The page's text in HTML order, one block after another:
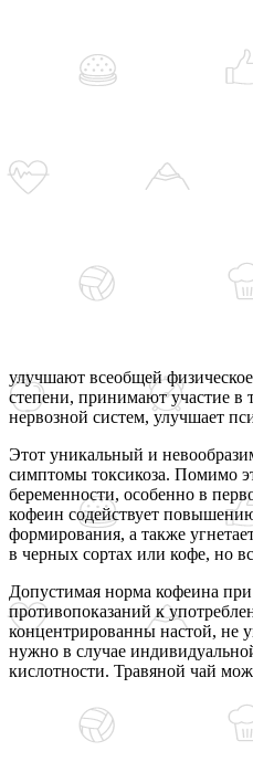
улучшают всеобщей
степени, принимают участие в
нервозной систем, улучшает
Этот уникальный и
симптомы токсикоза. Помимо
беременности, особенно в
кофеин содействует
формирования, а также
в черных сортах или кофе, но
Допустимая норма кофеина при
противопоказаний к
концентрированны настой, не
нужно в случае
кислотности. Травяной чай